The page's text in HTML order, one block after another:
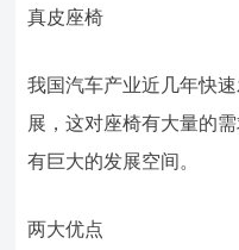
真皮座椅
我国汽车产业近几年快
展，这对座椅有大量的
有巨大的发展空间。
两大优点